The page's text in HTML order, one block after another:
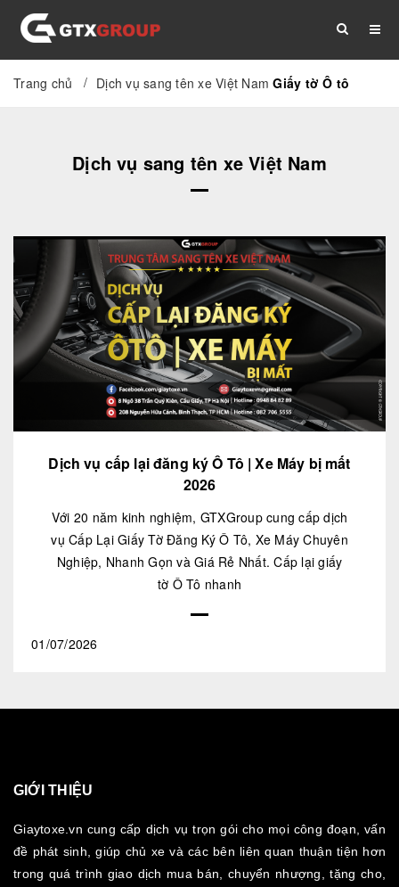
TRANG CHỦ GIỚI THIỆU DỊCH VỤ
THỦ TỤC TÀI LIỆU TIN TỨC
Trang chủ / Dịch vụ sang tên xe Việt Nam Giấy tờ Ô tô
Dịch vụ sang tên xe Việt Nam
Dịch vụ cấp lại đăng ký Ô Tô | Xe Máy bị mất
2026
Với 20 năm kinh nghiệm, GTXGroup cung cấp dịch
vụ Cấp Lại Giấy Tờ Đăng Ký Ô Tô, Xe Máy Chuyên
Nghiệp, Nhanh Gọn và Giá Rẻ Nhất. Cấp lại giấy
tờ Ô Tô nhanh
01/07/2026
GIỚI THIỆU
Giaytoxe.vn cung cấp dịch vụ trọn gói cho mọi công đoạn, vấn
đề phát sinh, giúp chủ xe và các bên liên quan thuận tiện hơn
trong quá trình giao dịch mua bán, chuyển nhượng, tặng cho,